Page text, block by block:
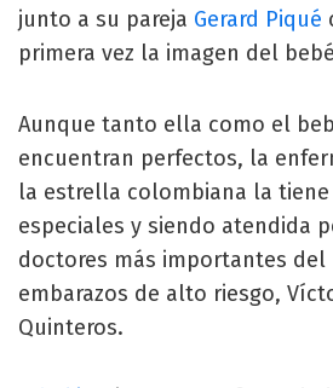
junto a su pareja Gerard Piqué
primera vez la imagen del
Aunque tanto ella como el
encuentran perfectos, la
la estrella colombiana la
especiales y siendo atendida
doctores más importantes del
embarazos de alto riesgo,
Quinteros.